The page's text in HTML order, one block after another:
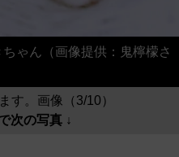
ゃん（画像提供：鬼檸檬さ
す。画像（3/10）
次の写真 ↓